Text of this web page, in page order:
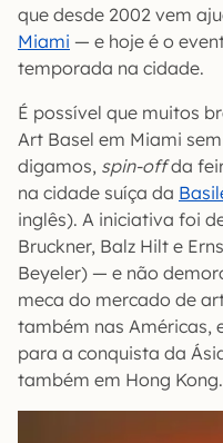
que desde 2002 vem
Miami — e hoje é o
temporada na cidade.
É possível que muitos
Art Basel em Miami
digamos, spin-offda
na cidade suíça da
inglês). A iniciativa foi
Bruckner, Balz Hilt e
Beyeler) — e não
meca do mercado de
também nas Américas,
para a conquista da
também em Hong Kong.